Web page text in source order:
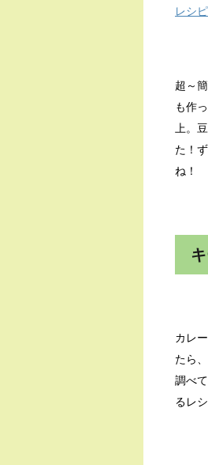
レシ
超～
も作
上。
た！
ね！
カレ
たら
調べ
るレ